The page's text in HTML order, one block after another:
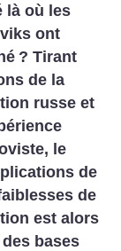
là où les
ont
? Tirant
de la
russe et
le
de
de
est alors
bases